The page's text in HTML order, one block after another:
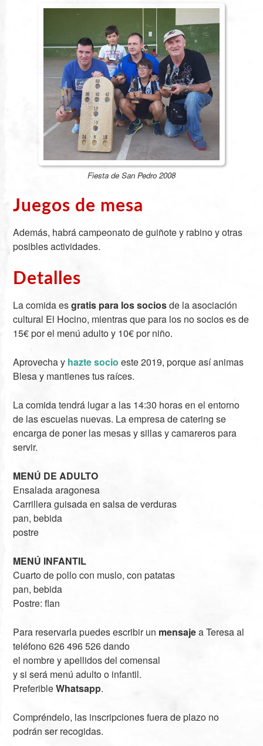
Fiesta de San Pedro 2008
Juegos de mesa
Además, habrá campeonato de guiñote y rabino y otras
posibles actividades.
Detalles
La comida esgratis para los sociosde la asociación
cultural El Hocino, mientras que para los no socios es de
15€ por el menú adulto y 10€ por niño.
Aprovecha y hazte socio este 2019, porque así animas
Blesa y mantienes tus raíces.
La comida tendrá lugar a las 14:30 horas en el entorno
de las escuelas nuevas. La empresa de catering se
encarga de poner las mesas y sillas y camareros para
servir.
MENÚ DE ADULTO
Ensalada aragonesa
Carrillera guisada en salsa de verduras
pan, bebida
postre
MENÚ INFANTIL
Cuarto de pollo con muslo, con patatas
pan, bebida
Postre: flan
Para reservarla puedes escribir un mensajea Teresa al
teléfono 626 496 526 dando
el nombre y apellidos del comensal
y si será menú adulto o infantil.
PreferibleWhatsapp.
Compréndelo, las inscripciones fuera de plazo no
podrán ser recogidas.